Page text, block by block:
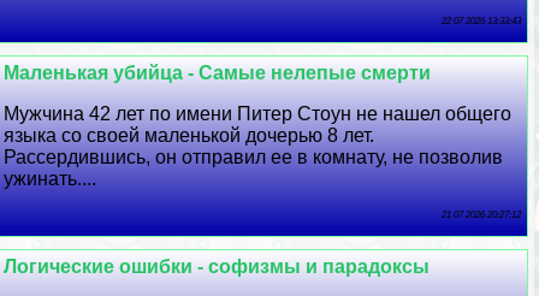
22 07 2026 13:33:43
Маленькая убийца - Самые нелепые cмepти
Мужчина 42 лет по имени Питер Стоун не нашел общего
языка со своей маленькой дочерью 8 лет.
Рассердившись, он отправил ее в комнату, не позволив
ужинать....
21 07 2026 20:27:12
Логические ошибки - софизмы и парадоксы